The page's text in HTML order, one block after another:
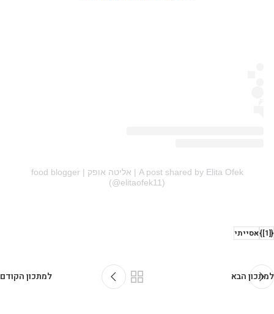
A post shared by Elita Ofek | אליטה אופק | food blogger
(@elitaofek11)
{[1]} אסייתי
למתכון הבא למתכון הקודם